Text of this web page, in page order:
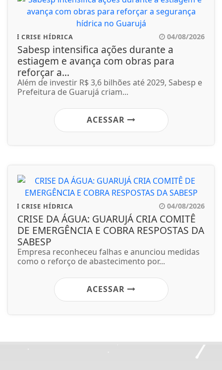
CRISE HÍDRICA 04/08/2026
Sabesp intensifica ações durante a
estiagem e avança com obras para
reforçar a...
Além de investir R$ 3,6 bilhões até 2029, Sabesp e
Prefeitura de Guarujá criam...
ACESSAR
CRISE HÍDRICA 04/08/2026
CRISE DA ÁGUA: GUARUJÁ CRIA COMITÊ
DE EMERGÊNCIA E COBRA RESPOSTAS DA
SABESP
Empresa reconheceu falhas e anunciou medidas
como o reforço de abastecimento por...
ACESSAR